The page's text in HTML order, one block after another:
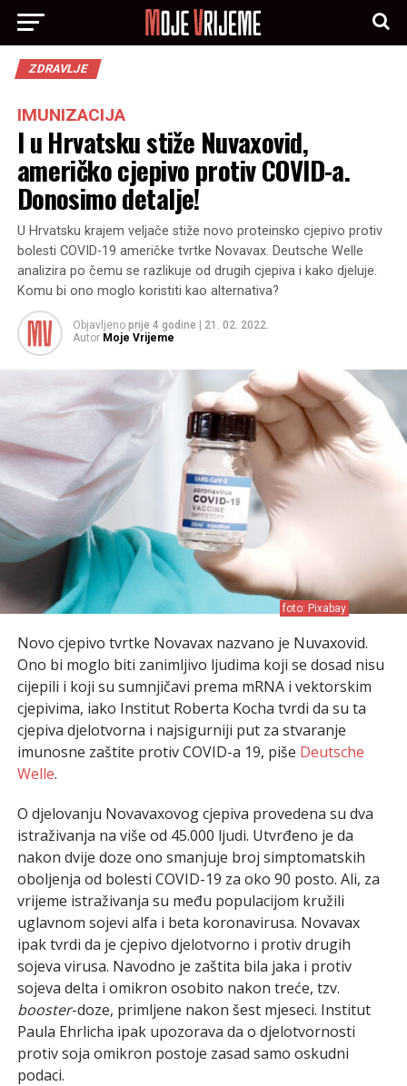
ZDRAVLJE
IMUNIZACIJA
I u Hrvatsku stiže Nuvaxovid,
američko cjepivo protiv COVID-a.
Donosimo detalje!
U Hrvatsku krajem veljače stiže novo proteinsko cjepivo protiv
bolesti COVID-19 američke tvrtke Novavax. Deutsche Welle
analizira po čemu se razlikuje od drugih cjepiva i kako djeluje.
Komu bi ono moglo koristiti kao alternativa?
Objavljeno prije 4 godine
21. 02. 2022.
Autor Moje Vrijeme
foto: Pixabay
Novo cjepivo tvrtke Novavax nazvano je Nuvaxovid.
Ono bi moglo biti zanimljivo ljudima koji se dosad nisu
cijepili i koji su sumnjičavi prema mRNA i vektorskim
cjepivima, iako Institut Roberta Kocha tvrdi da su ta
cjepiva djelotvorna i najsigurniji put za stvaranje
imunosne zaštite protiv COVID-a 19, piše Deutsche
Welle.
O djelovanju Novavaxovog cjepiva provedena su dva
istraživanja na više od 45.000 ljudi. Utvrđeno je da
nakon dvije doze ono smanjuje broj simptomatskih
oboljenja od bolesti COVID-19 za oko 90 posto. Ali, za
vrijeme istraživanja su među populacijom kružili
uglavnom sojevi alfa i beta koronavirusa. Novavax
ipak tvrdi da je cjepivo djelotvorno i protiv drugih
sojeva virusa. Navodno je zaštita bila jaka i protiv
sojeva delta i omikron osobito nakon treće, tzv.
booster-doze, primljene nakon šest mjeseci. Institut
Paula Ehrlicha ipak upozorava da o djelotvornosti
protiv soja omikron postoje zasad samo oskudni
podaci.